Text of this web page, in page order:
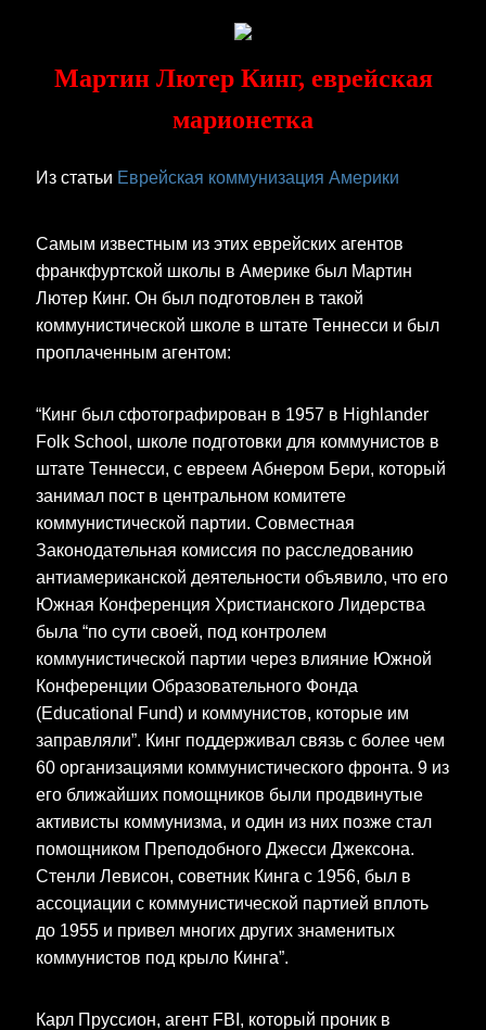
contentМартин Лютер Кинг, еврейская
марионетка
Из статьи Еврейская коммунизация Америки
Самым известным из этих еврейских агентов
франкфуртской школы в Америке был Мартин
Лютер Кинг. Он был подготовлен в такой
коммунистической школе в штате Теннесси и был
проплаченным агентом:
“Кинг был сфотографирован в 1957 в Highlander
Folk School, школе подготовки для коммунистов в
штате Теннесси, с евреем Абнером Бери, который
занимал пост в центральном комитете
коммунистической партии. Совместная
Законодательная комиссия по расследованию
антиамериканской деятельности объявило, что его
Южная Конференция Христианского Лидерства
была “по сути своей, под контролем
коммунистической партии через влияние Южной
Конференции Образовательного Фонда
(Educational Fund) и коммунистов, которые им
заправляли”. Кинг поддерживал связь с более чем
60 организациями коммунистического фронта. 9 из
его ближайших помощников были продвинутые
активисты коммунизма, и один из них позже стал
помощником Преподобного Джесси Джексона.
Стенли Левисон, советник Кинга с 1956, был в
ассоциации с коммунистической партией вплоть
до 1955 и привел многих других знаменитых
коммунистов под крыло Кинга”.
Карл Пруссион, агент FBI, который проник в